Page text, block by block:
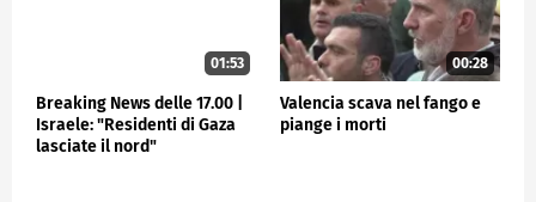
01:53
Breaking News delle 17.00 |
Israele: "Residenti di Gaza
lasciate il nord"
00:28
Valencia scava nel fango e
piange i morti